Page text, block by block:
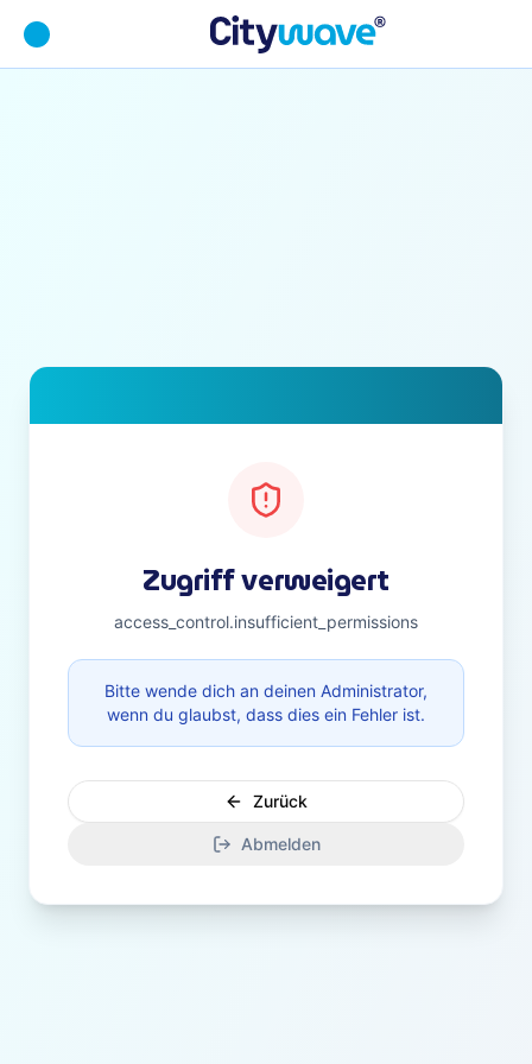
Zugriff verweigert
access_control.insufficient_permissions
Bitte wende dich an deinen Administrator,
wenn du glaubst, dass dies ein Fehler ist.
Zurück
Abmelden